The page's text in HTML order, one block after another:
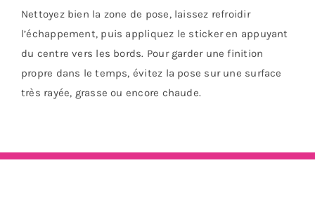
Nettoyez bien la zone de pose, laissez refroidir
l’échappement, puis appliquez le sticker en appuyant
du centre vers les bords. Pour garder une finition
propre dans le temps, évitez la pose sur une surface
très rayée, grasse ou encore chaude.